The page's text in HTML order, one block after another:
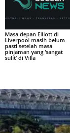
Masa depan Elliott di
Liverpool masih belum
pasti setelah masa
pinjaman yang ‘sangat
sulit’ di Villa